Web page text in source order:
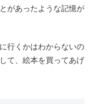
があったような記憶が
行くかはわからないの
て、絵本を買ってあげ